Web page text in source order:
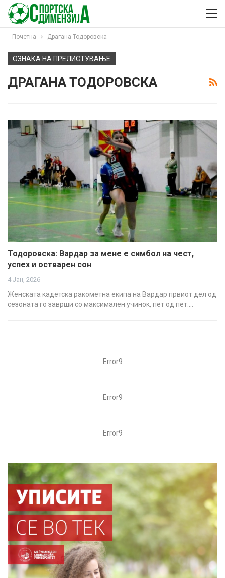
Почетна Драгана Тодоровска
ОЗНАКА НА ПРЕЛИСТУВАЊЕ
ДРАГАНА ТОДОРОВСКА
Тодоровска: Вардар за мене е симбол на чест,
успех и остварен сон
4 Јан, 2026
Женската кадетска ракометна екипа на Вардар првиот дел од
сезоната го заврши со максимален учинок, пет од пет.…
Error9
Error9
Error9